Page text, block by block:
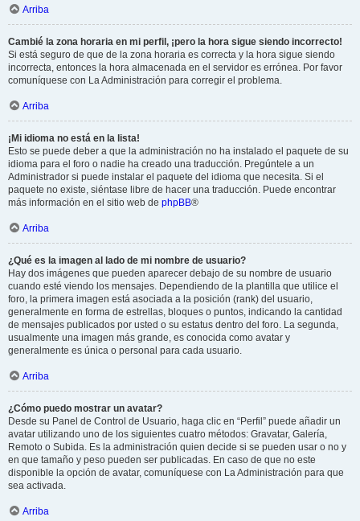
Arriba
Cambié la zona horaria en mi perfil, ¡pero la hora sigue siendo incorrecto!
Si está seguro de que de la zona horaria es correcta y la hora sigue siendo
incorrecta, entonces la hora almacenada en el servidor es errónea. Por favor
comuníquese con La Administración para corregir el problema.
Arriba
¡Mi idioma no está en la lista!
Esto se puede deber a que la administración no ha instalado el paquete de su
idioma para el foro o nadie ha creado una traducción. Pregúntele a un
Administrador si puede instalar el paquete del idioma que necesita. Si el
paquete no existe, siéntase libre de hacer una traducción. Puede encontrar
más información en el sitio web de phpBB®
Arriba
¿Qué es la imagen al lado de mi nombre de usuario?
Hay dos imágenes que pueden aparecer debajo de su nombre de usuario
cuando esté viendo los mensajes. Dependiendo de la plantilla que utilice el
foro, la primera imagen está asociada a la posición (rank) del usuario,
generalmente en forma de estrellas, bloques o puntos, indicando la cantidad
de mensajes publicados por usted o su estatus dentro del foro. La segunda,
usualmente una imagen más grande, es conocida como avatar y
generalmente es única o personal para cada usuario.
Arriba
¿Cómo puedo mostrar un avatar?
Desde su Panel de Control de Usuario, haga clic en “Perfil” puede añadir un
avatar utilizando uno de los siguientes cuatro métodos: Gravatar, Galería,
Remoto o Subida. Es la administración quien decide si se pueden usar o no y
en que tamaño y peso pueden ser publicadas. En caso de que no este
disponible la opción de avatar, comuníquese con La Administración para que
sea activada.
Arriba